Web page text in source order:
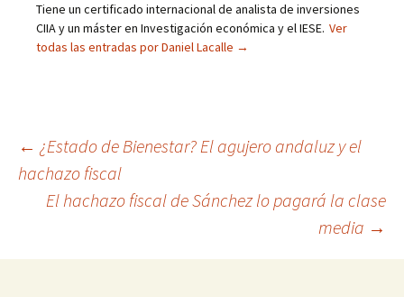
Tiene un certificado internacional de analista de inversiones
CIIA y un máster en Investigación económica y el IESE. Ver
todas las entradas por Daniel Lacalle →
Navegación
de
← ¿Estado de Bienestar? El agujero andaluz y el
hachazo fiscal
El hachazo fiscal de Sánchez lo pagará la clase
media →